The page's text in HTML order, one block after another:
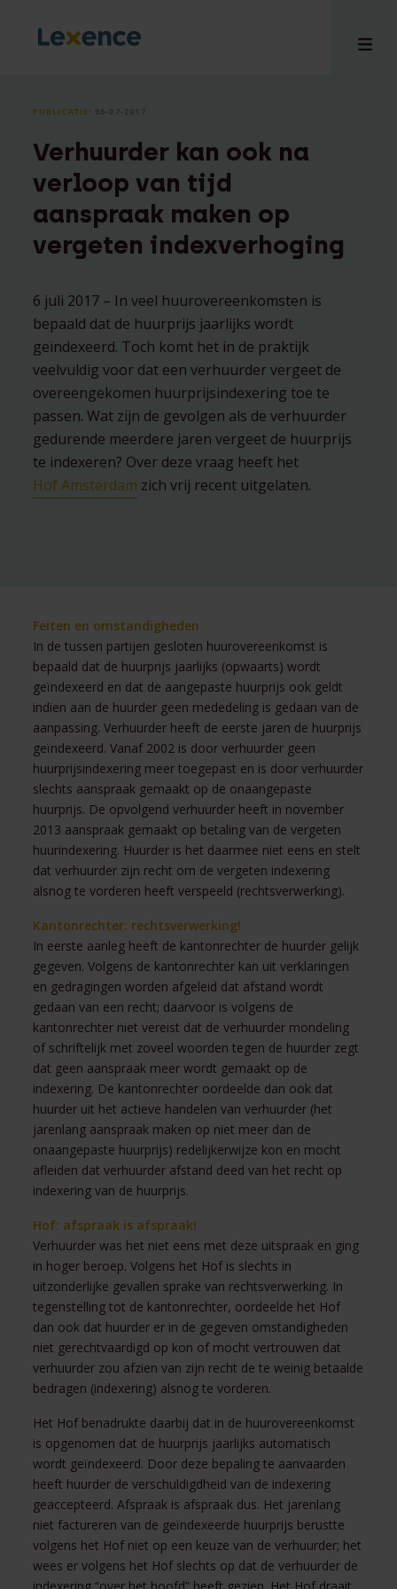
bij
PUBLICATIE⸱ 06-07-2017
Verhuurder kan ook na
verloop van tijd
aanspraak maken op
vergeten indexverhoging
6 juli 2017 – In veel huurovereenkomsten is
bepaald dat de huurprijs jaarlijks wordt
geïndexeerd. Toch komt het in de praktijk
veelvuldig voor dat een verhuurder vergeet de
overeengekomen huurprijsindexering toe te
passen. Wat zijn de gevolgen als de verhuurder
gedurende meerdere jaren vergeet de huurprijs
te indexeren? Over deze vraag heeft het
Hof Amsterdam zich vrij recent uitgelaten.
Feiten en omstandigheden
In de tussen partijen gesloten huurovereenkomst is
bepaald dat de huurprijs jaarlijks (opwaarts) wordt
geïndexeerd en dat de aangepaste huurprijs ook geldt
indien aan de huurder geen mededeling is gedaan van de
aanpassing. Verhuurder heeft de eerste jaren de huurprijs
geïndexeerd. Vanaf 2002 is door verhuurder geen
huurprijsindexering meer toegepast en is door verhuurder
slechts aanspraak gemaakt op de onaangepaste
huurprijs. De opvolgend verhuurder heeft in november
2013 aanspraak gemaakt op betaling van de vergeten
huurindexering. Huurder is het daarmee niet eens en stelt
dat verhuurder zijn recht om de vergeten indexering
alsnog te vorderen heeft verspeeld (rechtsverwerking).
Kantonrechter: rechtsverwerking!
In eerste aanleg heeft de kantonrechter de huurder gelijk
gegeven. Volgens de kantonrechter kan uit verklaringen
en gedragingen worden afgeleid dat afstand wordt
gedaan van een recht; daarvoor is volgens de
kantonrechter niet vereist dat de verhuurder mondeling
of schriftelijk met zoveel woorden tegen de huurder zegt
dat geen aanspraak meer wordt gemaakt op de
indexering. De kantonrechter oordeelde dan ook dat
huurder uit het actieve handelen van verhuurder (het
jarenlang aanspraak maken op niet meer dan de
onaangepaste huurprijs) redelijkerwijze kon en mocht
afleiden dat verhuurder afstand deed van het recht op
indexering van de huurprijs.
Hof: afspraak is afspraak!
Verhuurder was het niet eens met deze uitspraak en ging
in hoger beroep. Volgens het Hof is slechts in
uitzonderlijke gevallen sprake van rechtsverwerking. In
tegenstelling tot de kantonrechter, oordeelde het Hof
dan ook dat huurder er in de gegeven omstandigheden
niet gerechtvaardigd op kon of mocht vertrouwen dat
verhuurder zou afzien van zijn recht de te weinig betaalde
bedragen (indexering) alsnog te vorderen.
Het Hof benadrukte daarbij dat in de huurovereenkomst
is opgenomen dat de huurprijs jaarlijks automatisch
wordt geïndexeerd. Door deze bepaling te aanvaarden
heeft huurder de verschuldigdheid van de indexering
geaccepteerd. Afspraak is afspraak dus. Het jarenlang
niet factureren van de geïndexeerde huurprijs berustte
volgens het Hof niet op een keuze van de verhuurder; het
wees er volgens het Hof slechts op dat de verhuurder de
indexering “over het hoofd” heeft gezien. Het Hof draait